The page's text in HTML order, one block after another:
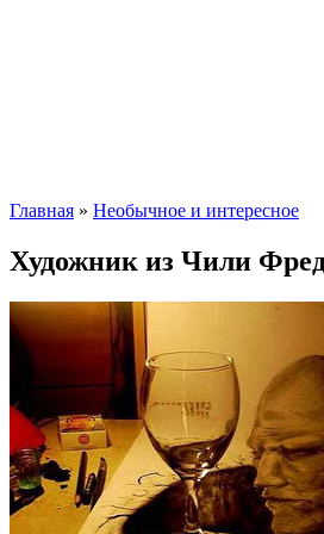
Главная » Необычное и интересное
Художник из Чили